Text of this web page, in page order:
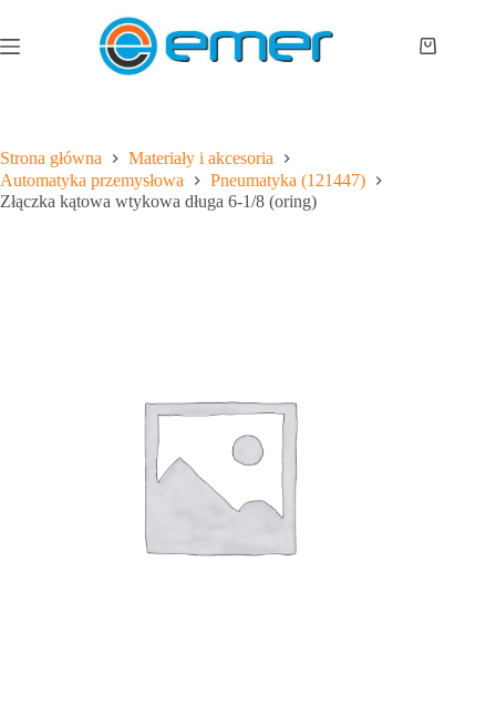
treści
Koszyk
Strona główna
Materiały i akcesoria
Automatyka przemysłowa
Pneumatyka (121447)
Złączka kątowa wtykowa długa 6-1/8 (oring)